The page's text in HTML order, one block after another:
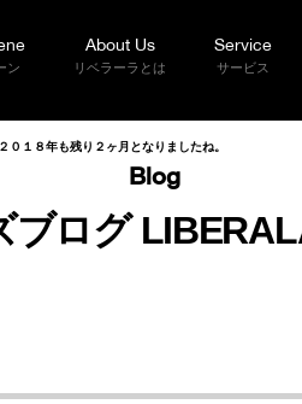
ン
About Us
リベラーラとは
Service
サービス
Blog
ブログ
２０１８年も残り２ヶ月となりましたね。